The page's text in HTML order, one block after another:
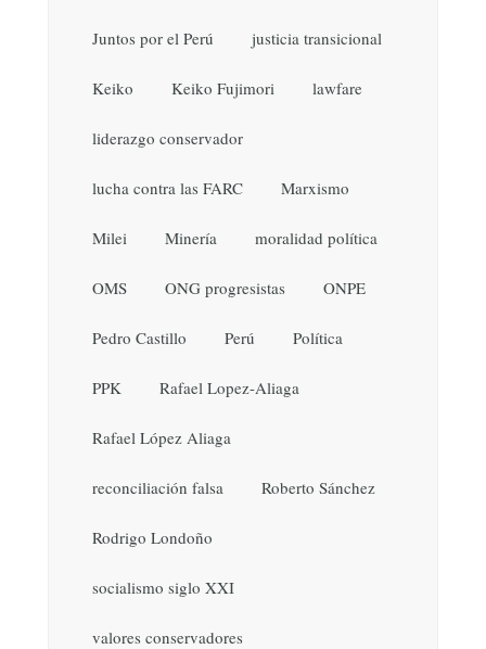
Juntos por el Perú justicia transicional
Keiko Keiko Fujimori lawfare
liderazgo conservador
lucha contra las FARC Marxismo
Milei Minería moralidad política
OMS ONG progresistas ONPE
Pedro Castillo Perú Política
PPK Rafael Lopez-Aliaga
Rafael López Aliaga
reconciliación falsa Roberto Sánchez
Rodrigo Londoño
socialismo siglo XXI
valores conservadores